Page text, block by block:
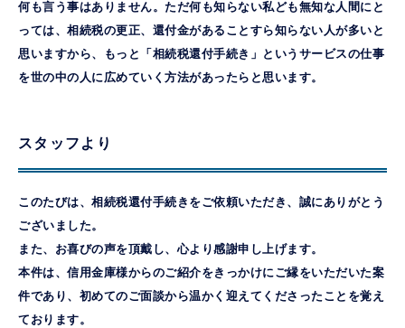
何も言う事はありません。ただ何も知らない私ども無知な人間にと
っては、相続税の更正、還付金があることすら知らない人が多いと
思いますから、もっと「相続税還付手続き」というサービスの仕事
を世の中の人に広めていく方法があったらと思います。
スタッフより
このたびは、相続税還付手続きをご依頼いただき、誠にありがとう
ございました。
また、お喜びの声を頂戴し、心より感謝申し上げます。
本件は、信用金庫様からのご紹介をきっかけにご縁をいただいた案
件であり、初めてのご面談から温かく迎えてくださったことを覚え
ております。